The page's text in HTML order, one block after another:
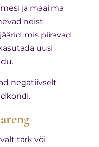
ja maailma
neist
mis piiravad
uusi
negatiivselt
tark või